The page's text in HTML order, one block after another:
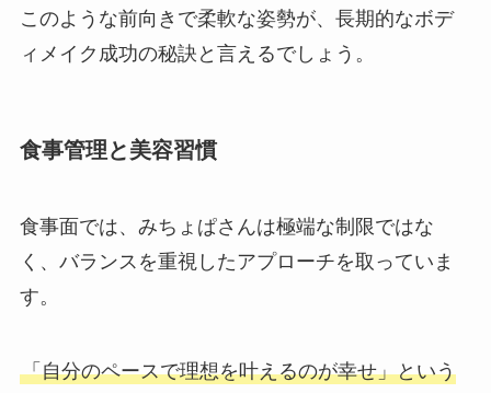
このような前向きで柔軟な姿勢が、長期的なボデ
ィメイク成功の秘訣と言えるでしょう。
食事管理と美容習慣
食事面では、みちょぱさんは極端な制限ではな
く、バランスを重視したアプローチを取っていま
す。
「自分のペースで理想を叶えるのが幸せ」という